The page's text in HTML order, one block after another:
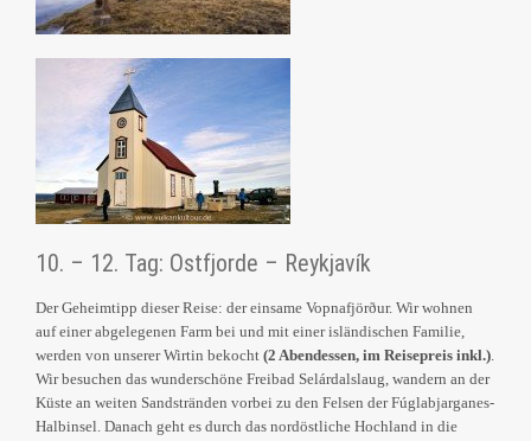
10. – 12. Tag: Ostfjorde – Reykjavík
Der Geheimtipp dieser Reise: der einsame Vopnafjörður. Wir wohnen
auf einer abgelegenen Farm bei und mit einer isländischen Familie,
werden von unserer Wirtin bekocht (2 Abendessen, im Reisepreis inkl.)
Wir besuchen das wunderschöne Freibad Selárdalslaug, wandern an der
Küste an weiten Sandstränden vorbei zu den Felsen der Fúglabjarganes-
Halbinsel. Danach geht es durch das nordöstliche Hochland in die